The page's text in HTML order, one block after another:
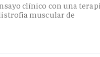
clínico con una
muscular de